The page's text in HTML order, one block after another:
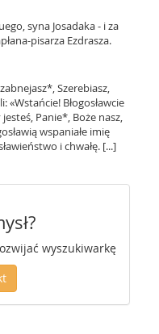
syna Josadaka - i za
pisarza Ezdrasza.
Szerebiasz,
«Wstańcie! Błogosławcie
Panie*, Boże nasz,
wspaniałe imię
i chwałę. [...]
wyszukiwarkę